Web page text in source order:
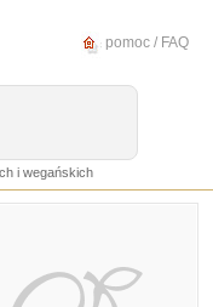
pomoc / FAQ
i wegańskich